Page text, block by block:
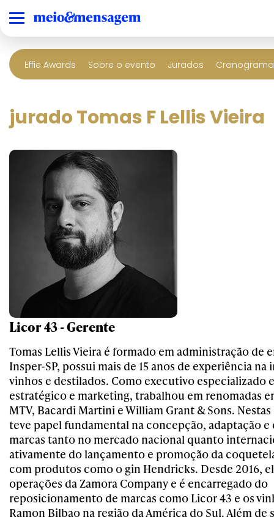
Effie Awards Sobre o evento Jurados
jurado Tomas F Lellis Vieira
Licor 43 - Gerente
Tomas Lellis Vieira é formado em administração de
Insper-SP, possui mais de 15 anos de experiência na
vinhos e destilados. Como executivo especializado
estratégico e marketing, trabalhou em renomadas
MTV, Bacardi Martini e William Grant & Sons.
teve papel fundamental na concepção, adaptação
marcas tanto no mercado nacional quanto
ativamente do lançamento e promoção da
com produtos como o gin Hendricks. Desde 2016,
operações da Zamora Company e é encarregado do
reposicionamento de marcas como Licor 43 e os
Ramon Bilbao na região da América do Sul. Além de